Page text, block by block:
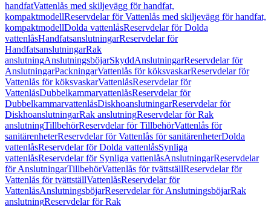
handfatVattenlås med skiljevägg för handfat,
kompaktmodellReservdelar för Vattenlås med skiljevägg för handfat,
kompaktmodellDolda vattenlåsReservdelar för Dolda
vattenlåsHandfatsanslutningarReservdelar för
HandfatsanslutningarRak
anslutningAnslutningsböjarSkyddAnslutningarReservdelar för
AnslutningarPackningarVattenlås för köksvaskarReservdelar för
Vattenlås för köksvaskarVattenlåsReservdelar för
VattenlåsDubbelkammarvattenlåsReservdelar för
DubbelkammarvattenlåsDiskhoanslutningarReservdelar för
DiskhoanslutningarRak anslutningReservdelar för Rak
anslutningTillbehörReservdelar för TillbehörVattenlås för
sanitärenheterReservdelar för Vattenlås för sanitärenheterDolda
vattenlåsReservdelar för Dolda vattenlåsSynliga
vattenlåsReservdelar för Synliga vattenlåsAnslutningarReservdelar
för AnslutningarTillbehörVattenlås för tvättställReservdelar för
Vattenlås för tvättställVattenlåsReservdelar för
VattenlåsAnslutningsböjarReservdelar för AnslutningsböjarRak
anslutningReservdelar för Rak